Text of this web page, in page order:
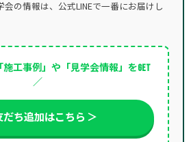
の情報は、公式LINEで一番にお届けし
工事例」や「見学会情報」をGET
／
だち追加はこちら ＞